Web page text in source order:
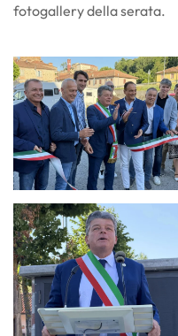
fotogallery della serata.